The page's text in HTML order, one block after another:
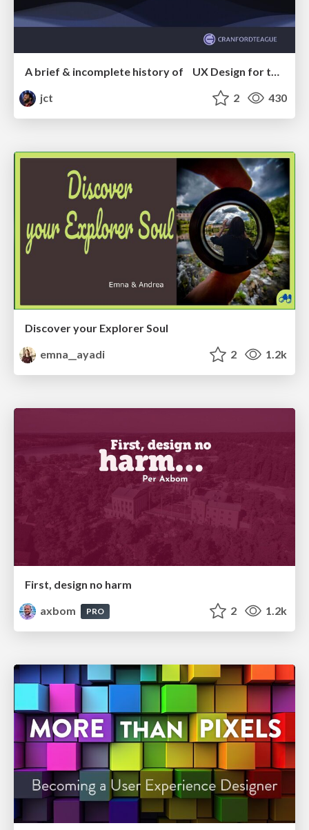
jct
2 430
Discover your Explorer Soul
emna__ayadi
2 1.2k
First, design no harm
axbom
PRO 2 1.2k